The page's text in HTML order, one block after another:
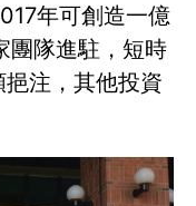
年可創造一億
團隊進駐，短時
注，其他投資